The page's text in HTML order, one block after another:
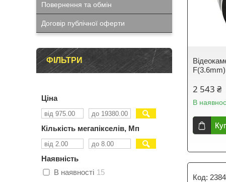
F(3.6mm)
2 543 ₴
В
Повернення та обмін
Договір публічної оферти
ФІЛЬТРИ
Ціна
Кількість мегапікселів, Мп
Наявність
В наявності 15